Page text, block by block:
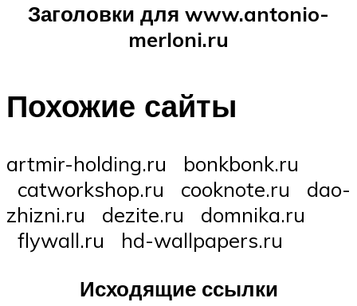
Заголовки для www.antonio-
merloni.ru
Похожие сайты
artmir-holding.ru bonkbonk.ru
catworkshop.ru cooknote.ru dao-
zhizni.ru dezite.ru domnika.ru
flywall.ru hd-wallpapers.ru
Исходящие ссылки